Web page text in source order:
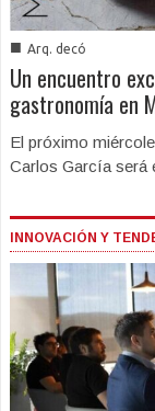
■ Arq. decó
Un encuentro
gastronomía en
El próximo
Carlos García será
INNOVACIÓN Y